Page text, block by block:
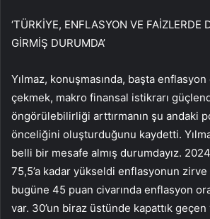
‘TÜRKİYE, ENFLASYON VE FAİZLERDE
GİRMİŞ DURUMDA’
Yılmaz, konuşmasında, başta enflasyon
çekmek, makro finansal istikrarı
öngörülebilirliği arttırmanın şu andaki
önceliğini oluşturduğunu kaydetti.
belli bir mesafe almış durumdayız.
75,5’a kadar yükseldi enflasyonun zirve
bugüne 45 puan civarında enflasyon
var. 30’un biraz üstünde kapattık geçen